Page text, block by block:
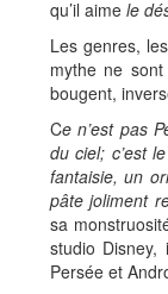
qu’il aime le
Les genres,
mythe ne
bougent,
Ce n’est pas
du ciel; c’est
fantaisie, un
pâte joliment
sa
studio
Persée et